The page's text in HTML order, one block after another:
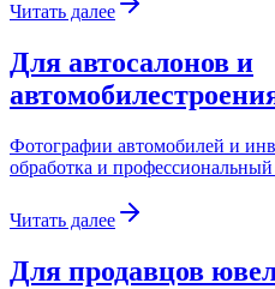
Читать далее
Для автосалонов и
Фотографии автомобилей и
обработка и
Читать далее
Для продавцов